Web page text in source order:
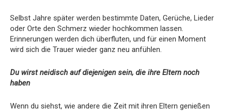
Selbst Jahre später werden bestimmte Daten, Gerüche, Lieder
oder Orte den Schmerz wieder hochkommen lassen.
Erinnerungen werden dich überfluten, und für einen Moment
wird sich die Trauer wieder ganz neu anfühlen.
Du wirst neidisch auf diejenigen sein, die ihre Eltern noch
haben
Wenn du siehst, wie andere die Zeit mit ihren Eltern genießen